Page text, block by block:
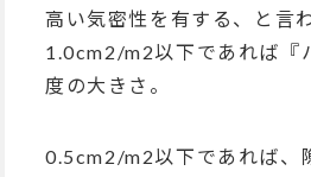
高い気密性を有する、と言
1.0cm2/m2以下であれば『
度の大きさ。
0.5cm2/m2以下であれば、